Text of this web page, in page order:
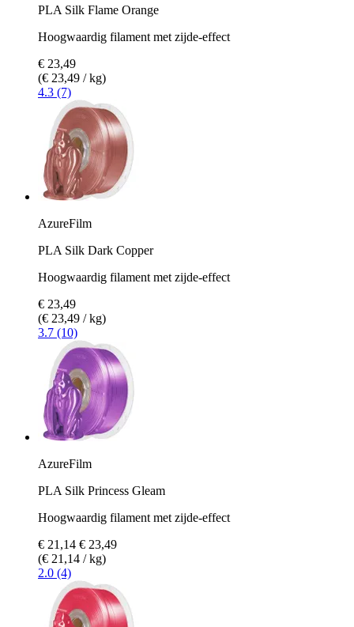
PLA Silk Flame Orange
Hoogwaardig filament met zijde-effect
€ 23,49
(€ 23,49 / kg)
4.3 (7)
AzureFilm
PLA Silk Dark Copper
Hoogwaardig filament met zijde-effect
€ 23,49
(€ 23,49 / kg)
3.7 (10)
AzureFilm
PLA Silk Princess Gleam
Hoogwaardig filament met zijde-effect
€ 21,14 € 23,49
(€ 21,14 / kg)
2.0 (4)